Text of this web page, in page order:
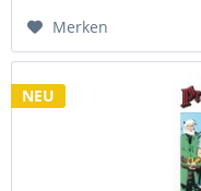
Merken
NEU